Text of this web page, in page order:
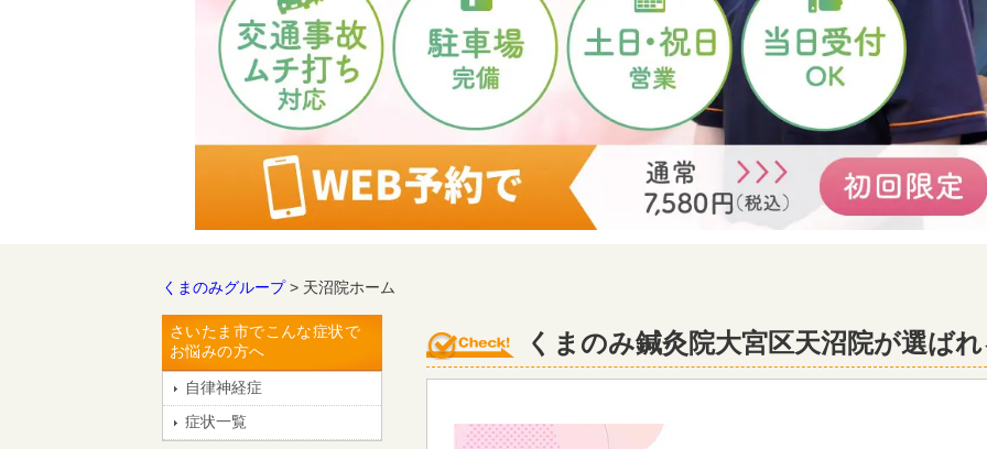
くまのみグループ> 天沼院ホーム
くまのみ鍼灸院大宮区天沼院が選ば
さいたま市でこんな症状で
お悩みの方へ
自律神経症
症状一覧